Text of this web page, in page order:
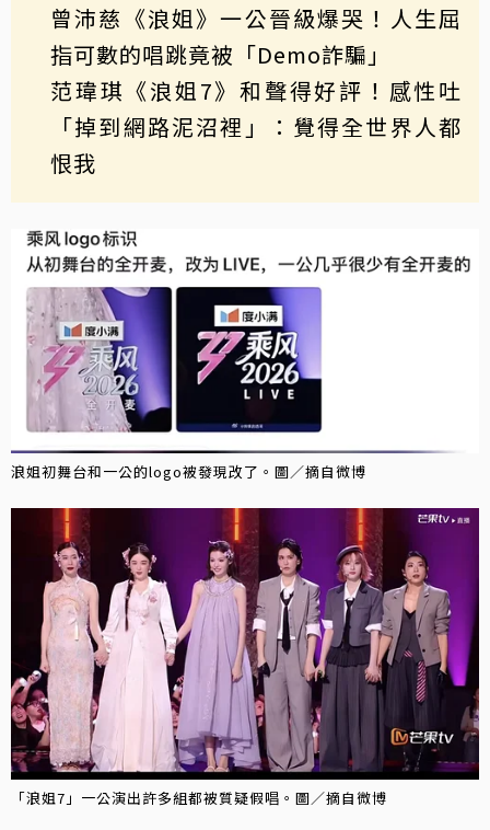
曾沛慈《浪姐》一公晉級爆哭！人生屈
指可數的唱跳竟被「Demo詐騙」
范瑋琪《浪姐7》和聲得好評！感性吐
「掉到網路泥沼裡」：覺得全世界人都
恨我
浪姐初舞台和一公的logo被發現改了。圖／摘自微博
「浪姐7」一公演出許多組都被質疑假唱。圖／摘自微博